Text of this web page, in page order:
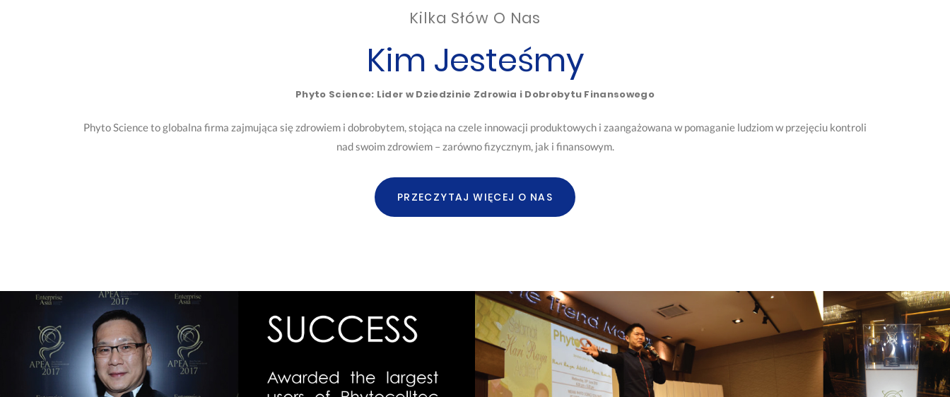
Kilka Słów O Nas
Kim Jesteśmy
Phyto Science: Lider w Dziedzinie Zdrowia i Dobrobytu Finansowego
Phyto Science to globalna firma zajmująca się zdrowiem i dobrobytem, stojąca na czele innowacji produktowych i zaangażowana w pomaganie ludziom w przejęciu kontroli
nad swoim zdrowiem – zarówno fizycznym, jak i finansowym.
PRZECZYTAJ WIĘCEJ O NAS